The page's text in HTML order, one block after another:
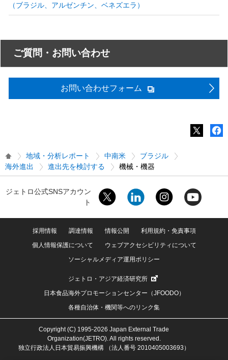
（ブラジル、アルゼンチン、ベネズエラ）
ご質問・お問い合わせ
お問い合わせフォーム
地域・分析レポート 中南米
ブラジル
海外進出
進出先を検討する 機械・機器
ジェトロ公式SNSアカウン
ト
採用情報 調達情報 情報公開
利用規約・免責事項
個人情報保護について
ウェブアクセシビリティについて
ソーシャルメディア運用ポリシー
ジェトロ・アジア経済研究所
日本食品海外プロモーションセンター（JFOODO）
各種自治体・機関等へのリンク集
Copyright (C) 1995-2026 Japan External Trade
Organization(JETRO). All rights reserved.
独立行政法人日本貿易振興機構 （法人番号 2010405003693）